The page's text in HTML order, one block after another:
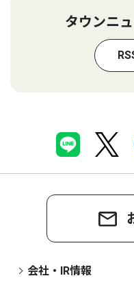
タウンニ
会社・IR情報